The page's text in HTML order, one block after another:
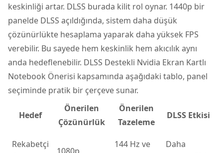
keskinliği artar. DLSS burada kilit rol oynar. 1440p bir
panelde DLSS açıldığında, sistem daha düşük
çözünürlükte hesaplama yaparak daha yüksek FPS
verebilir. Bu sayede hem keskinlik hem akıcılık aynı
anda hedeflenebilir. DLSS Destekli Nvidia Ekran Kartlı
Notebook Önerisi kapsamında aşağıdaki tablo, panel
seçiminde pratik bir çerçeve sunar.
Hedef
Önerilen
Çözünürlük
Önerilen
Tazeleme
DLSS Etkisi
Rekabetçi
144 Hz ve
Daha